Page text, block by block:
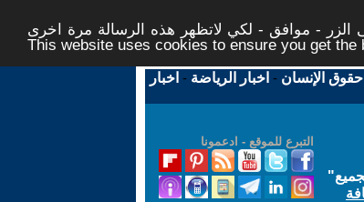
الزر - موافق - لكي لاتظهر هذه الرسالة مرة اخرى -
This website uses cookies to ensure you get the
حقوق الإنسان - اخبار الرياضة - اخبار
التبرع للموقع - ادعمونا
"